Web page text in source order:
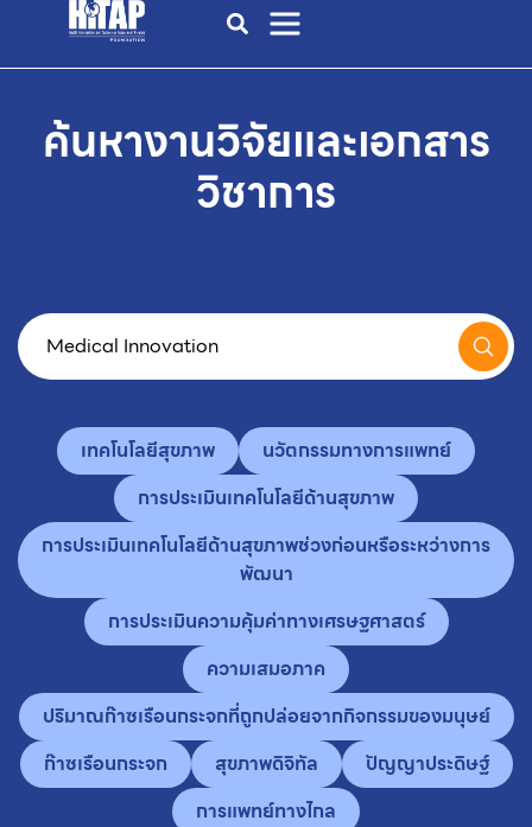
ค้นหางานวิจัยและเอกสาร
วิชาการ
เทคโนโลยีสุขภาพ
นวัตกรรมทางการแพทย์
การประเมินเทคโนโลยีด้านสุขภาพ
การประเมินเทคโนโลยีด้านสุขภาพช่วงก่อนหรือระหว่างการ
พัฒนา
การประเมินความคุ้มค่าทางเศรษฐศาสตร์
ความเสมอภาค
ปริมาณก๊าซเรือนกระจกที่ถูกปล่อยจากกิจกรรมของมนุษย์
ก๊าซเรือนกระจก
สุขภาพดิจิทัล
ปัญญาประดิษฐ์
การแพทย์ทางไกล